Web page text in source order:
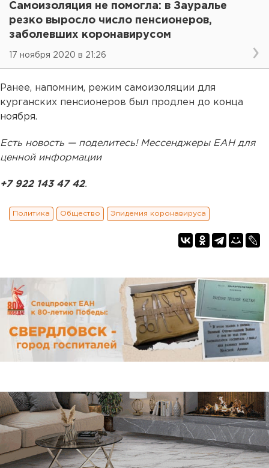
Самоизоляция не помогла: в Зауралье
резко выросло число пенсионеров,
заболевших коронавирусом
17 ноября 2020 в 21:26
Ранее, напомним, режим самоизоляции для
курганских пенсионеров был продлен до конца
ноября.
Есть новость — поделитесь! Мессенджеры ЕАН для
ценной информации
+7 922 143 47 42.
Политика Общество Эпидемия коронавируса